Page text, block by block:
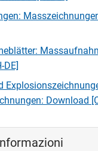
DE]
Download